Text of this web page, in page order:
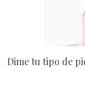
Dime tu tipo de